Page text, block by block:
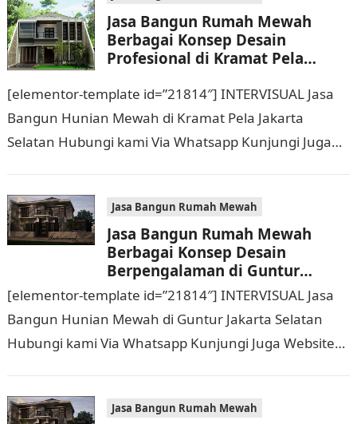
Jasa Bangun Rumah Mewah
Berbagai Konsep Desain
Profesional di Kramat Pela
9933 588
[elementor-template id=”21814″] INTERVISUAL Jasa
Bangun Hunian Mewah di Kramat Pela Jakarta
Selatan Hubungi kami Via Whatsapp Kunjungi Juga
Jasa Bangun Rumah Mewah
Jasa Bangun Rumah Mewah
Berbagai Konsep Desain
Berpengalaman di Guntur
Jakarta Selatan Hubungi 0811
9933 588
[elementor-template id=”21814″] INTERVISUAL Jasa
Bangun Hunian Mewah di Guntur Jakarta Selatan
Hubungi kami Via Whatsapp Kunjungi Juga Website
Jasa Bangun Rumah Mewah